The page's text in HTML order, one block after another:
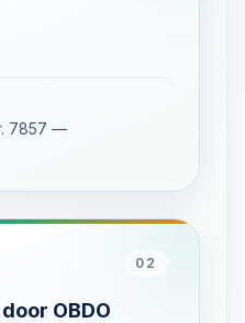
7857 —
02
OBDO